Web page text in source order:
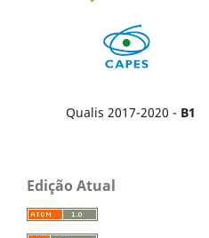
Qualis 2017-2020 - B1
Edição Atual